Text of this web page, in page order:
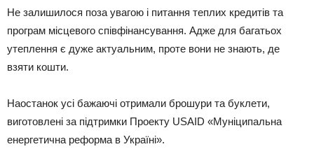
Не залишилося поза увагою і питання теплих кредитів та
програм місцевого співфінансування. Адже для багатьох
утеплення є дуже актуальним, проте вони не знають, де
взяти кошти.
Наостанок усі бажаючі отримали брошури та буклети,
виготовлені за підтримки Проекту USAID «Муніципальна
енергетична реформа в Україні».